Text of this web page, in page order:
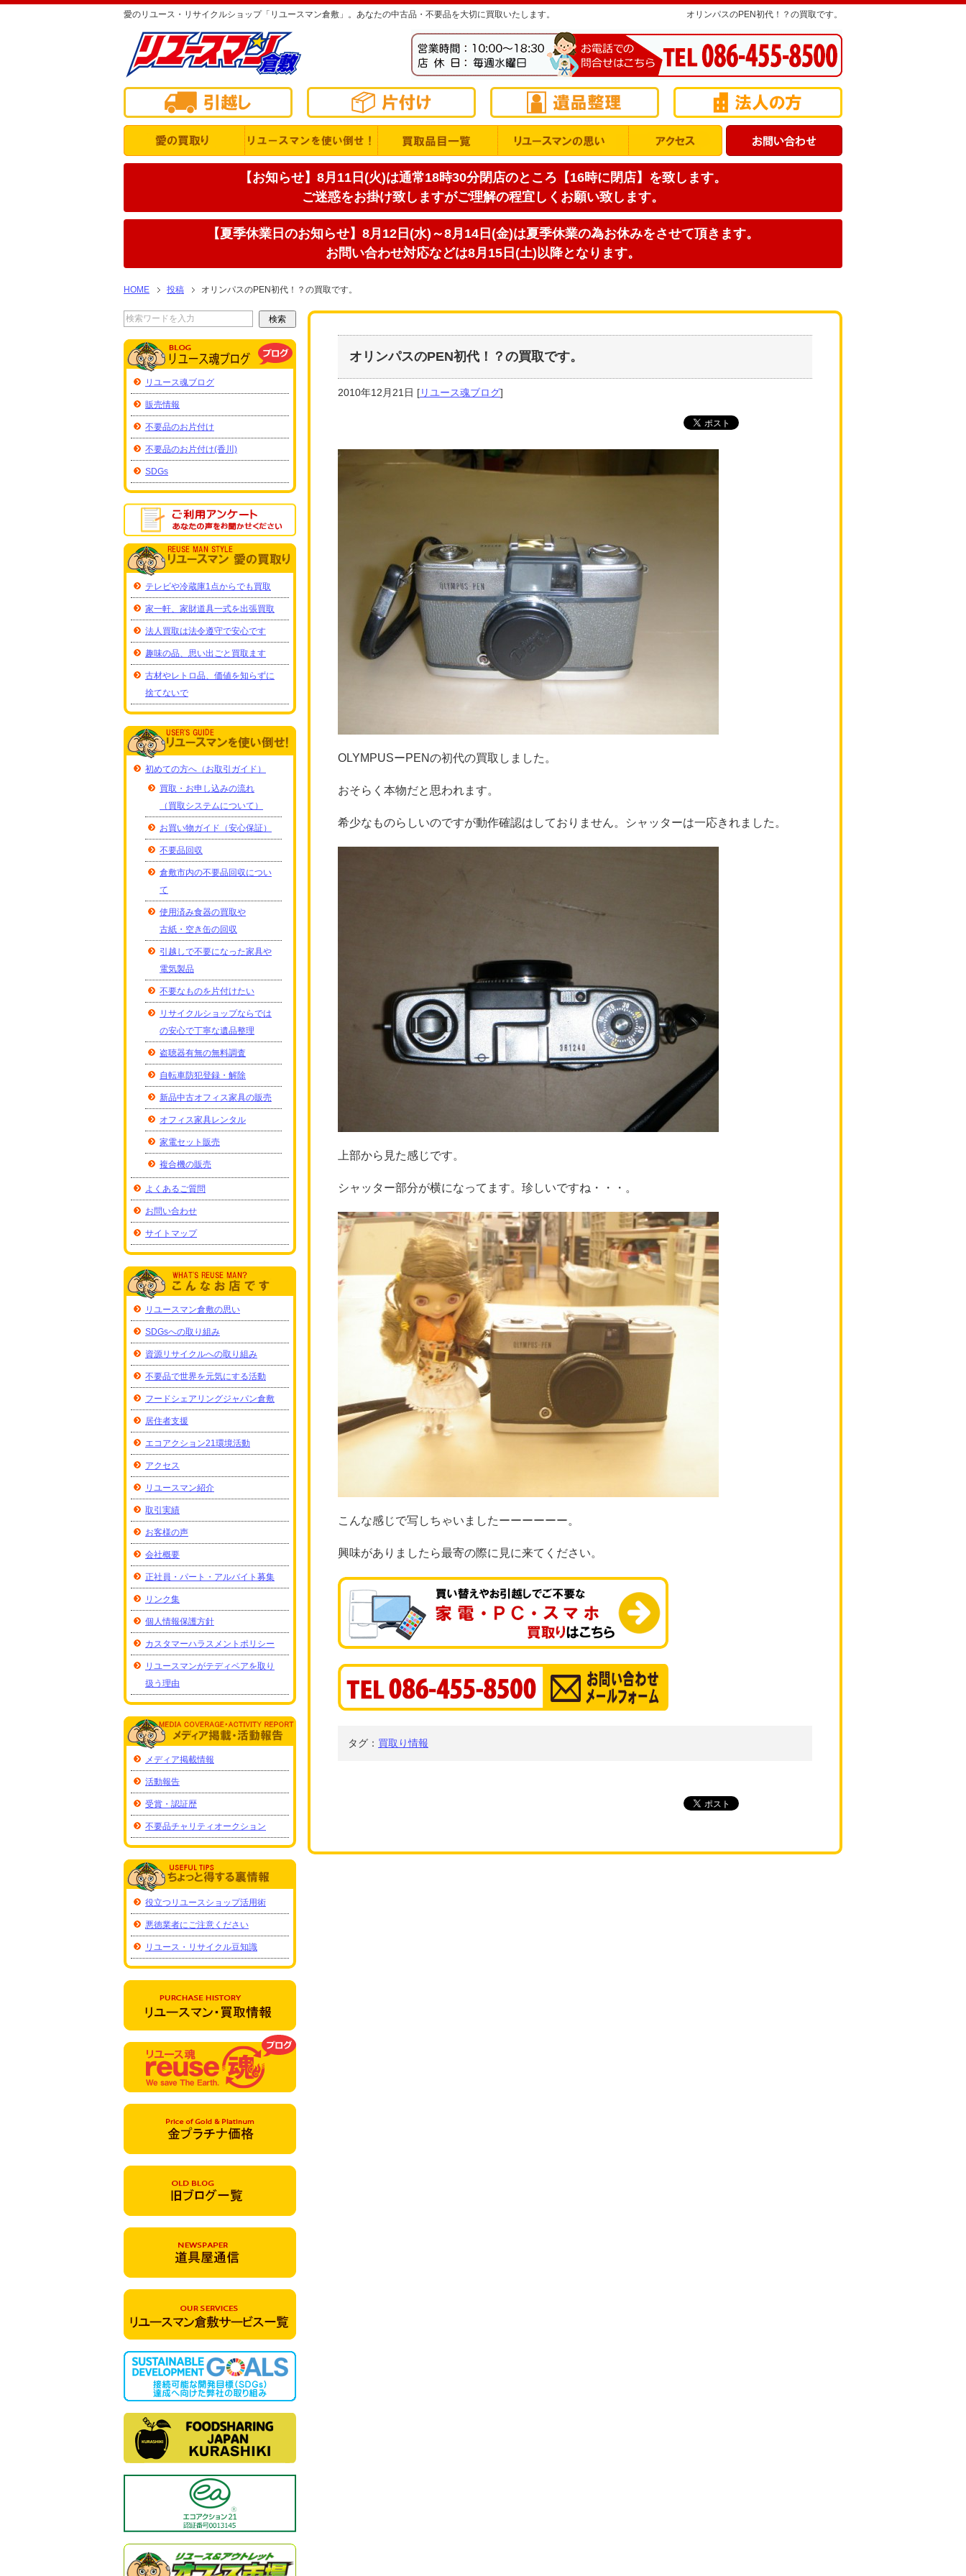
愛のリユース・リサイクルショップ「リユースマン倉敷」。あなたの中古品・不要品を大切に買取いたします。 オリンパスのPEN初代！？の買取です。
【お知らせ】8月11日(火)は通常18時30分閉店のところ【16時に閉店】を致します。
ご迷惑をお掛け致しますがご理解の程宜しくお願い致します。
【夏季休業日のお知らせ】8月12日(水)～8月14日(金)は夏季休業の為お休みをさせて頂きます。
お問い合わせ対応などは8月15日(土)以降となります。
HOME 投稿 オリンパスのPEN初代！？の買取です。
オリンパスのPEN初代！？の買取です。
2010年12月21日 [リユース魂ブログ]
OLYMPUSーPENの初代の買取しました。
おそらく本物だと思われます。
希少なものらしいのですが動作確認はしておりません。シャッターは一応きれました。
上部から見た感じです。
シャッター部分が横になってます。珍しいですね・・・。
こんな感じで写しちゃいましたーーーーーー。
興味がありましたら最寄の際に見に来てください。
タグ： 買取り情報
リユース魂ブログ
販売情報
不要品のお片付け
不要品のお片付け(香川)
SDGs
テレビや冷蔵庫1点からでも買取
家一軒、家財道具一式を出張買取
法人買取は法令遵守で安心です
趣味の品、思い出ごと買取ます
古材やレトロ品、価値を知らずに
捨てないで
初めての方へ（お取引ガイド）
買取・お申し込みの流れ
（買取システムについて）
お買い物ガイド（安心保証）
不要品回収
倉敷市内の不要品回収につい
て
使用済み食器の買取や
古紙・空き缶の回収
引越しで不要になった家具や
電気製品
不要なものを片付けたい
リサイクルショップならでは
の安心で丁寧な遺品整理
盗聴器有無の無料調査
自転車防犯登録・解除
新品中古オフィス家具の販売
オフィス家具レンタル
家電セット販売
複合機の販売
よくあるご質問
お問い合わせ
サイトマップ
リユースマン倉敷の思い
SDGsへの取り組み
資源リサイクルへの取り組み
不要品で世界を元気にする活動
フードシェアリングジャパン倉敷
居住者支援
エコアクション21環境活動
アクセス
リユースマン紹介
取引実績
お客様の声
会社概要
正社員・パート・アルバイト募集
リンク集
個人情報保護方針
カスタマーハラスメントポリシー
リユースマンがテディベアを取り
扱う理由
メディア掲載情報
活動報告
受賞・認証歴
不要品チャリティオークション
役立つリユースショップ活用術
悪徳業者にご注意ください
リユース・リサイクル豆知識